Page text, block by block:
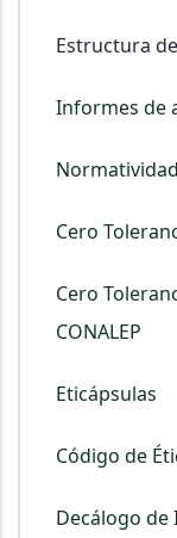
Comite
De
Estructura
Informes de
Normatividad
Cero
Cero
CONALEP
Eticápsulas
Código de
Decálogo